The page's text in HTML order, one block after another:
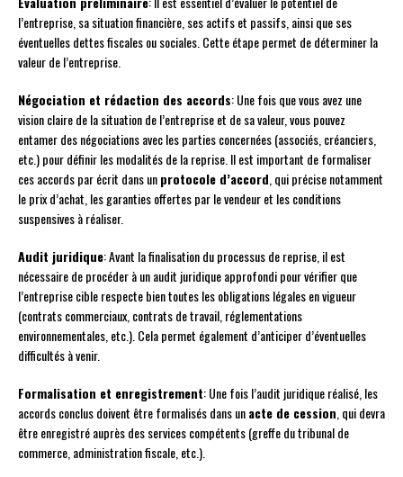
l’entreprise, sa situation financière, ses actifs et passifs, ainsi que ses
éventuelles dettes fiscales ou sociales. Cette étape permet de déterminer la
valeur de l’entreprise.
Négociation et rédaction des accords: Une fois que vous avez une
vision claire de la situation de l’entreprise et de sa valeur, vous pouvez
entamer des négociations avec les parties concernées (associés, créanciers,
etc.) pour définir les modalités de la reprise. Il est important de formaliser
ces accords par écrit dans unprotocole d’accord , qui précise notamment
le prix d’achat, les garanties offertes par le vendeur et les conditions
suspensives à réaliser.
Audit juridique: Avant la finalisation du processus de reprise, il est
nécessaire de procéder à un audit juridique approfondi pour vérifier que
l’entreprise cible respecte bien toutes les obligations légales en vigueur
(contrats commerciaux, contrats de travail, réglementations
environnementales, etc.). Cela permet également d’anticiper d’éventuelles
difficultés à venir.
Formalisation et enregistrement: Une fois l’audit juridique réalisé, les
accords conclus doivent être formalisés dans unacte de cession , qui devra
être enregistré auprès des services compétents (greffe du tribunal de
commerce, administration fiscale, etc.).